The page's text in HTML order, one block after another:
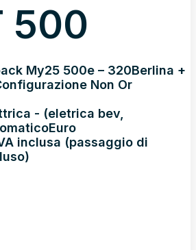
500
My25 500e – 320Berlina +
Non Or
- (eletrica bev,
Euro
inclusa (passaggio di